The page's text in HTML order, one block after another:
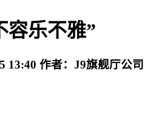
容乐不雅”
13:40 作者： J9旗舰厅公司